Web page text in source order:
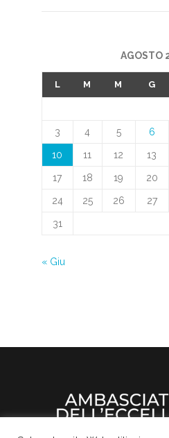
AGOSTO
L M M G
3 4 5 6
10 11 12 13
17 18 19 20
24 25 26 27
31
« Giu